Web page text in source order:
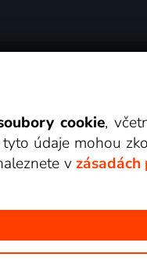
cookie,
údaje mohou
v